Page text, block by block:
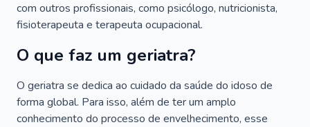
com outros profissionais, como psicólogo, nutricionista,
fisioterapeuta e terapeuta ocupacional.
O que faz um geriatra?
O geriatra se dedica ao cuidado da saúde do idoso de
forma global. Para isso, além de ter um amplo
conhecimento do processo de envelhecimento, esse